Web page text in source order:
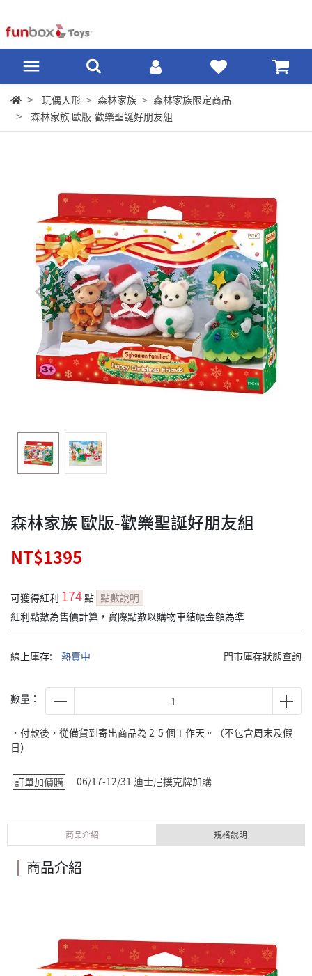
玩偶人形 森林家族
森林家族限定商品
森林家族 歐版-歡樂聖誕好朋友組
森林家族 歐版-歡樂聖誕好朋友組
NT$1395
可獲得紅利 174點 點數說明
紅利點數為售價計算，實際點數以購物車結帳金額為準
線上庫存: 熱賣中 門市庫存狀態查詢
數量：
˙付款後，從備貨到寄出商品為 2-5 個工作天。（不包含周末及假
日）
訂單加價購 06/17-12/31 迪士尼撲克牌加購
商品介紹 規格說明
商品介紹